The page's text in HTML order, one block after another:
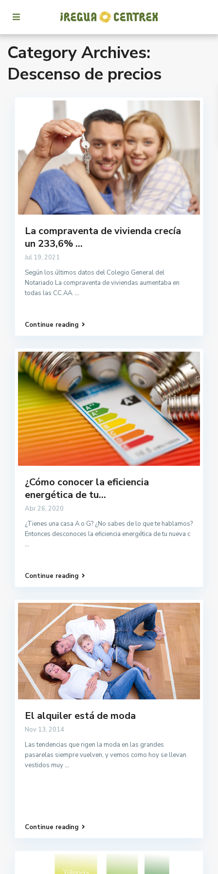
Category Archives:
Descenso de precios
La compraventa de vivienda crecía
un 233,6% ...
Jul 19, 2021
Según los últimos datos del Colegio General del
Notariado La compraventa de viviendas aumentaba en
todas las CC.AA....
Continue reading
¿Cómo conocer la eficiencia
energética de tu...
Abr 26, 2020
¿Tienes una casa A o G? ¿No sabes de lo que te hablamos?
Entonces desconoces la eficiencia energética de tu nueva c
...
Continue reading
El alquiler está de moda
Nov 13, 2014
Las tendencias que rigen la moda en las grandes
pasarelas siempre vuelven, y vemos como hoy se llevan
vestidos muy...
Continue reading